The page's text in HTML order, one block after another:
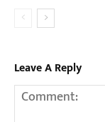
Leave A Reply